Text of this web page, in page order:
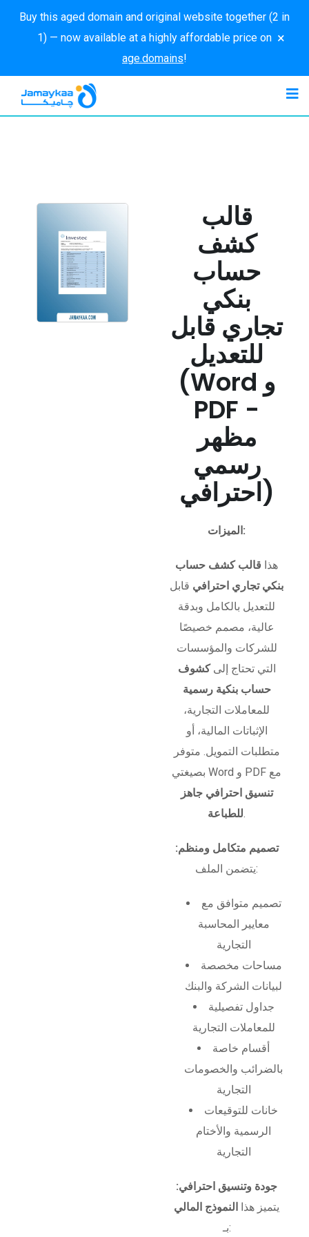
Buy this aged domain and original website together (2 in
1) — now available at a highly affordable price on
age.domains!
×
قالب
كشف
حساب
بنكي
تجاري قابل
للتعديل
(Word و
PDF -
مظهر
رسمي
احترافي)
الميزات:
هذا قالب كشف حساب
بنكي تجاري احترافي قابل
للتعديل بالكامل وبدقة
عالية، مصمم خصيصًا
للشركات والمؤسسات
التي تحتاج إلىكشوف
حساب بنكية رسمية
للمعاملات التجارية،
الإثباتات المالية، أو
متطلبات التمويل. متوفر
بصيغتي Word و PDF مع
تنسيق احترافي جاهز
للطباعة.
تصميم متكامل ومنظم:
يتضمن الملف:
تصميم متوافق مع
معايير المحاسبة
التجارية
مساحات مخصصة
لبيانات الشركة والبنك
جداول تفصيلية
للمعاملات التجارية
أقسام خاصة
بالضرائب والخصومات
التجارية
خانات للتوقيعات
الرسمية والأختام
التجارية
جودة وتنسيق احترافي:
يتميز هذا
النموذج المالي
بـ: